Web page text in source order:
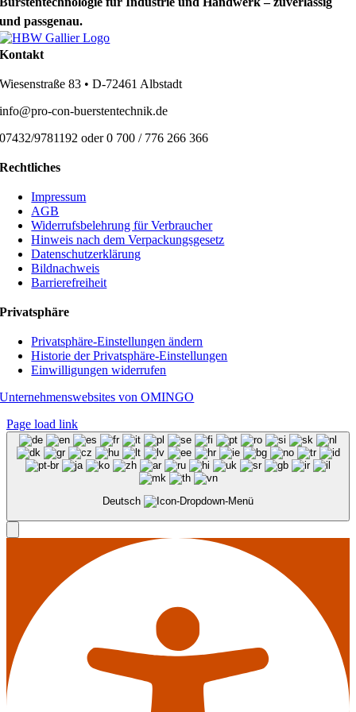
und passgenau.
Kontakt
Wiesenstraße 83 • D-72461 Albstadt
info@pro-con-buerstentechnik.de
07432/9781192 oder 0 700 / 776 266 366
Rechtliches
Impressum
AGB
Widerrufsbelehrung für Verbraucher
Hinweis nach dem Verpackungsgesetz
Datenschutzerklärung
Bildnachweis
Barrierefreiheit
Privatsphäre
Privatsphäre-Einstellungen ändern
Historie der Privatsphäre-Einstellungen
Einwilligungen widerrufen
Unternehmenswebsites von OMINGO
Page load link
Deutsch